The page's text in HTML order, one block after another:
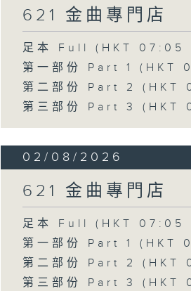
621 金曲專門店
足本 Full (HKT 07:05
第一部份 Part 1
第二部份 Part 2
第三部份 Part 3
02/08/2026
621 金曲專門店
足本 Full (HKT 07:05
第一部份 Part 1
第二部份 Part 2
第三部份 Part 3